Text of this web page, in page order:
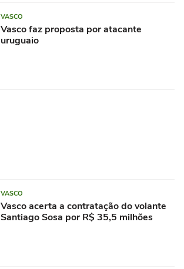
VASCO
Vasco faz proposta por atacante
uruguaio
VASCO
Vasco acerta a contratação do volante
Santiago Sosa por R$ 35,5 milhões